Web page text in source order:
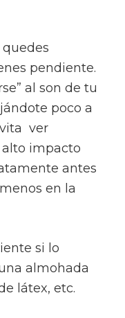
pendiente.
al son de tu
poco a
ver
impacto
antes
en la
si lo
almohada
látex, etc.